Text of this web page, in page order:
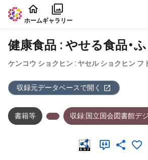
本文に飛ぶ
ホームギャラリー
健康食品 : やせる食品・
ケンコウ ショクヒン : ヤセル ショクヒン フ
収録元データベースで開く
書籍等 収録:国立国会図書館デ